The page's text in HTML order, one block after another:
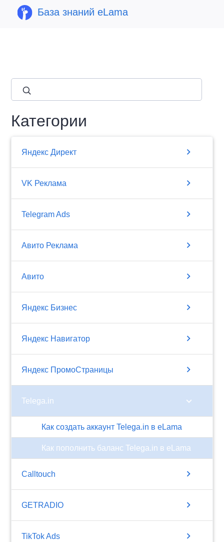
База знаний eLama
Категории
Яндекс Директ chevron_right
VK Реклама chevron_right
Telegram Ads chevron_right
Авито Реклама chevron_right
Авито chevron_right
Яндекс Бизнес chevron_right
Яндекс Навигатор chevron_right
Яндекс ПромоСтраницы chevron_right
Telega.in chevron_right
Как создать аккаунт Telega.in в eLama
Как пополнить баланс Telega.in в eLama
Calltouch chevron_right
GETRADIO chevron_right
TikTok Ads chevron_right